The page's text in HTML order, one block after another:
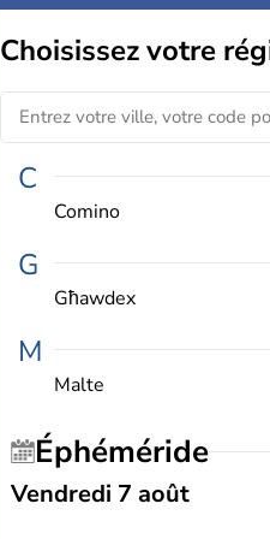
Choisissezvotre
C
Comino
G
Għawdex
M
Malte
Éphéméride
Vendredi 7 août